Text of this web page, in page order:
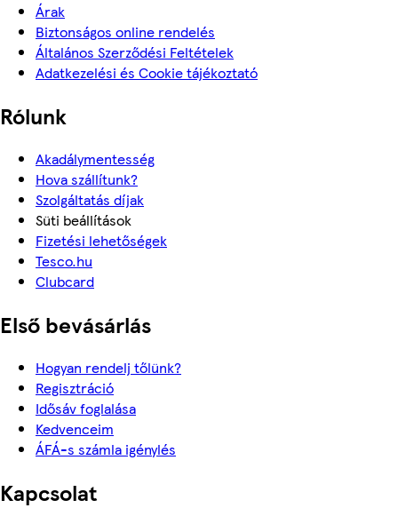
Árak
Biztonságos online rendelés
Általános Szerződési Feltételek
Adatkezelési és Cookie tájékoztató
Rólunk
Akadálymentesség
Hova szállítunk?
Szolgáltatás díjak
Süti beállítások
Fizetési lehetőségek
Tesco.hu
Clubcard
Első bevásárlás
Hogyan rendelj tőlünk?
Regisztráció
Idősáv foglalása
Kedvenceim
ÁFÁ-s számla igénylés
Kapcsolat